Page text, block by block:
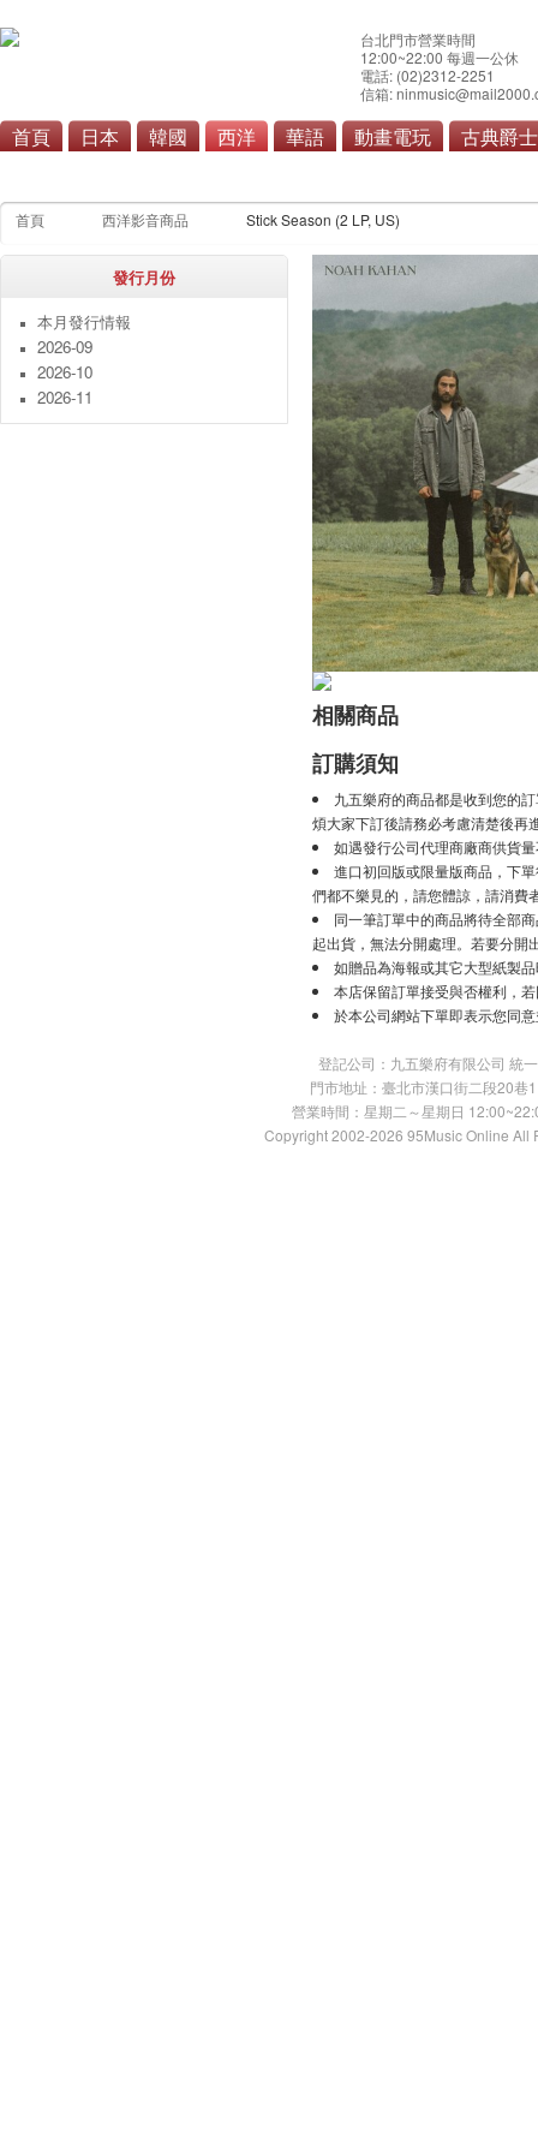
台北門市營業時間
12:00~22:00 每週一公休
電話: (02)2312-2251
信箱:
首頁 日本 韓國 西洋 華語 動畫電玩 古典爵士
首頁 西洋影音商品 Stick Season (2 LP, US)
發行月份
本月發行情報
2026-09
2026-10
2026-11
相關商品
訂購須知
九五樂府的商品都是收到您的
煩大家下訂後請務必考慮清楚後再
如遇發行公司代理商廠商供貨
進口初回版或限量版商品，下
們都不樂見的，請您體諒，請消費
同一筆訂單中的商品將待全部
起出貨，無法分開處理。若要分開
如贈品為海報或其它大型紙製
本店保留訂單接受與否權利，
於本公司網站下單即表示您同
登記公司：九五樂府有限公司 統
門市地址：臺北市漢口街二段20
營業時間：星期二～星期日
Copyright 2002-2026 95Music Online All